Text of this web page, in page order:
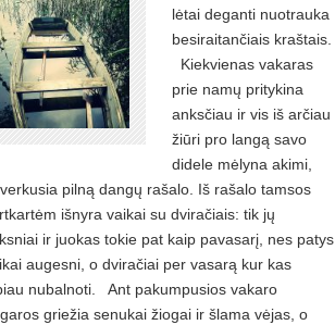
lėtai deganti nuotrauka
besiraitančiais kraštais.
Kiekvienas vakaras
prie namų pritykina
anksčiau ir vis iš arčiau
žiūri pro langą savo
didele mėlyna akimi,
pilną dangų rašalo. Iš rašalo tamsos
išnyra vaikai su dviračiais: tik jų
ir juokas tokie pat kaip pavasarį, nes patys
augesni, o dviračiai per vasarą kur kas
nubalnoti. Ant pakumpusios vakaro
griežia senukai žiogai ir šlama vėjas, o